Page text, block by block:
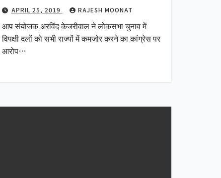
APRIL 25, 2019 RAJESH MOONAT
आप संयोजक अरविंद केजरीवाल ने लोकसभा चुनाव में
विपक्षी दलों को सभी राज्यों में कमजोर करने का कांग्रेस पर
आरोप…